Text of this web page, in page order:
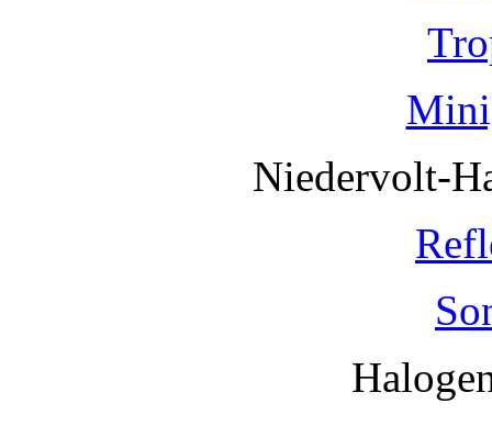
Niedervolt-